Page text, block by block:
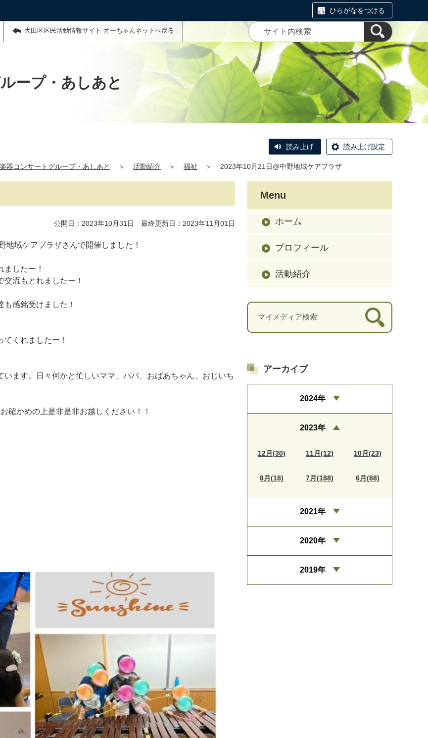
ひらがなをつける
大田区区民活動情報サイト オーちゃんネットへ戻る
ープ・あしあと
読み上げ 読み上げ設定
器コンサートグループ・あしあと ＞ 活動紹介 ＞ 福祉 ＞ 2023年10月21日@中野地域ケアプラザ
公開日：2023年10月31日 最終更新日：2023年11月01日
域ケアプラザさんで開催しました！
したー！
流もとれましたー！
感銘受けました！
くれましたー！
ます。日々何かと忙しいママ、パパ、おばあちゃん、おじいち
確かめの上是非是非お越しください！！
Menu
ホーム
プロフィール
活動紹介
アーカイブ
2024年
2023年
12月(30) 11月(12) 10月(23)
8月(18) 7月(188) 6月(88)
2021年
2020年
2019年